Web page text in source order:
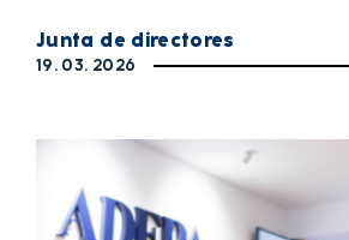
Junta de directores
19. 03. 2026